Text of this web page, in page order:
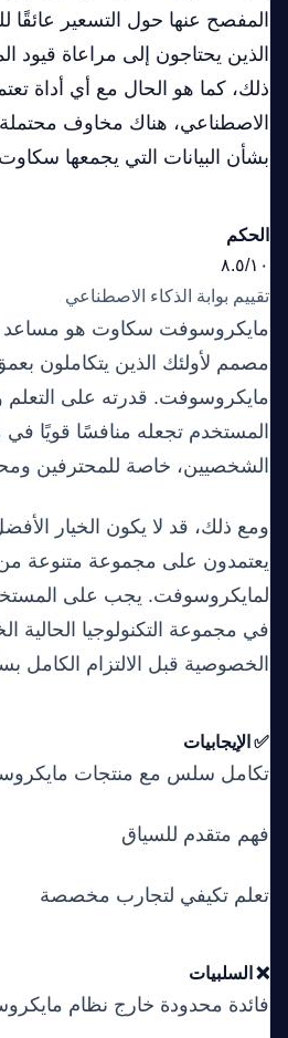
المفصح عنها حول التسعير عائقًا
الذين يحتاجون إلى مراعاة قيود
ذلك، كما هو الحال مع أي أداة
الاصطناعي، هناك مخاوف
بشأن البيانات التي يجمعها
الحكم
٨.٥/١٠
تقييم بوابة الذكاء الاصطناعي
مايكروسوفت سكاوت هو مساعد
مصمم لأولئك الذين يتكاملون
مايكروسوفت. قدرته على
المستخدم تجعله منافسًا قويًا
الشخصيين، خاصة للمحترفين
ومع ذلك، قد لا يكون الخيار
يعتمدون على مجموعة متنوعة من
لمايكروسوفت. يجب على
في مجموعة التكنولوجيا الحالية
الخصوصية قبل الالتزام الكامل
✅ الإيجابيات
تكامل سلس مع منتجات
فهم متقدم للسياق
تعلم تكيفي لتجارب مخصصة
❌ السلبيات
فائدة محدودة خارج نظام